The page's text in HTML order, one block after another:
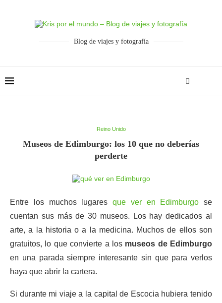
Blog de viajes y fotografía
Reino Unido
Museos de Edimburgo: los 10 que no deberías
perderte
Entre los muchos lugares que ver en Edimburgo se
cuentan sus más de 30 museos. Los hay dedicados al
arte, a la historia o a la medicina. Muchos de ellos son
gratuitos, lo que convierte a los museos de Edimburgo
en una parada siempre interesante sin que para verlos
haya que abrir la cartera.
Si durante mi viaje a la capital de Escocia hubiera tenido